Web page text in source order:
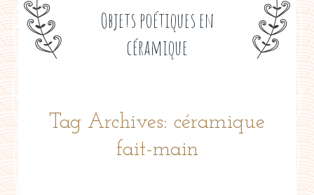
Objets poétiques en
céramique
Tag Archives: céramique
fait-main